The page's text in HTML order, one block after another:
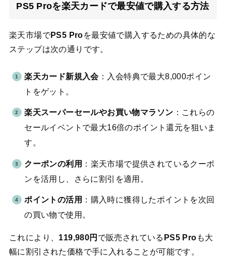
PS5 Proを楽天カードで最安値で購入する方法
楽天市場でPS5 Proを最安値で購入するための具体的な
ステップは次の通りです。
楽天カード新規入会：入会特典で最大8,000ポイン
トをゲット。
楽天スーパーセールやお買い物マラソン ：これらの
セールイベントで最大16倍のポイント還元を狙いま
す。
クーポンの利用 ：楽天市場で提供されているクーポ
ンを活用し、さらに割引を適用。
ポイントの活用 ：購入時に獲得したポイントを次回
の買い物で使用。
これにより、 119,980円 で販売されている PS5 Pro も大
幅に割引された価格で手に入れることが可能です。